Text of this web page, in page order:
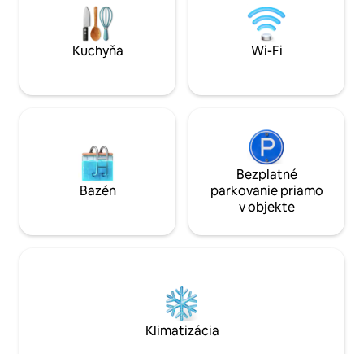
čas v tieni stromov podľa vlastného
uváženia. Izba má 2 izby v japonskom
štýle s vysokými stropmi (rovnaká
Hviezdna obloha pokojnej noci Kagetsu,
srdce a do spomienky na liečivú cestu...
Neďaleko nájdete mnoho pamiatok, ako
je múzeum Seashell Museum "Kaihokan"
Spring Pool Izumi a japonský 100-view
vchodom.Pred príchodom sa vám
samostatný.) Číslo licencie Číslo
hotelového a hotelového zákona |
Okinawa Prefecture Miyako Health
svojej obývačky
obloha, vôňa
prechádza cez
súkromnou
Grilovanie na
blažený čas, keď
✔ Výhľad na
nádherným
myseľ ✔
pohodlný a
kúpeľne a dve
skupinový pobyt
Kuchyňa Wi-Fi
Bazén
Bezplatné
parkovanie priamo
v objekte
Klimatizácia